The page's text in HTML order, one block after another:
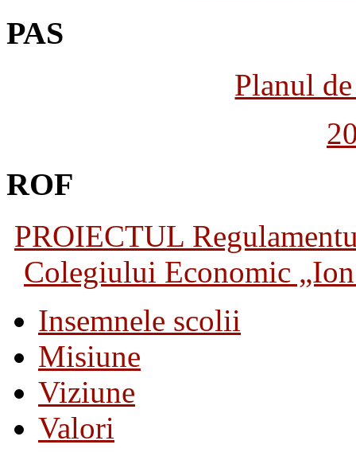
PAS
Planul
ROF
PROIECTUL
Colegiului Economic
Insemnele scolii
Misiune
Viziune
Valori